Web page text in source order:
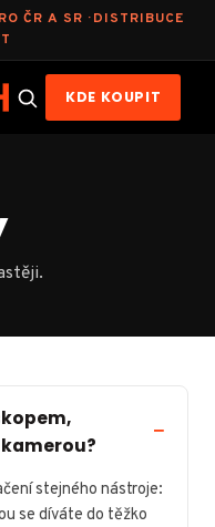
ČR A SR · DISTRIBUCE
KDE KOUPIT
stejného nástroje:
se díváte do těžko